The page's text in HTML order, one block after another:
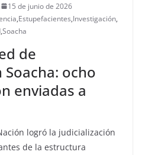
15 de junio de 2026
,Estupefacientes,Investigación,
,Soacha
de
ocho
enviadas a
logró la judicialización
de la estructura